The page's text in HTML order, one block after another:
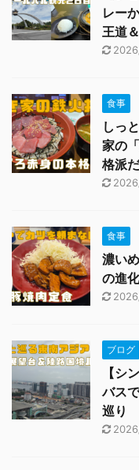
レー
王道
食事
しっ
家の
格派
食事
濃い
の進
ブログ
【シ
バス
巡り